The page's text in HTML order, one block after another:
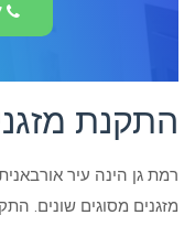
התקנת
רמת גן הינה עיר
מזגנים מסוגים שונים.